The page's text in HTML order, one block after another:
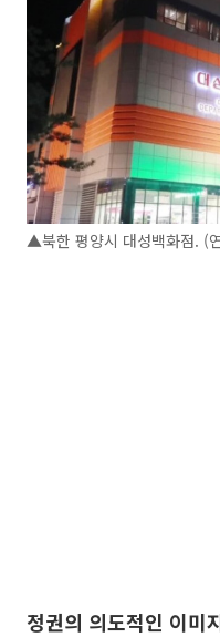
▲북한 평양시 대성백화점. (
정권의 의도적인 이미